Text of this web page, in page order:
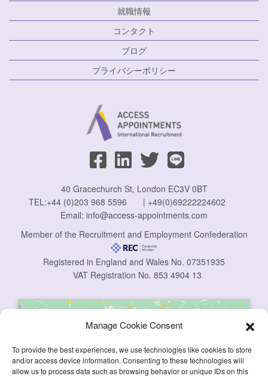
Manage Cookie Consent
To provide the best experiences, we use technologies like cookies to store
and/or access device information. Consenting to these technologies will
allow us to process data such as browsing behavior or unique IDs on this
就職情報
コンタクト
ブログ
プライバシーポリシー
40 Gracechurch St, London EC3V 0BT
TEL:+44 (0)203 968 5596 | +49(0)69222224602
Email: info@access-appointments.com
Member of the Recruitment and Employment Confederation
Registered in England and Wales No. 07351935
VAT Registration No. 853 4904 13